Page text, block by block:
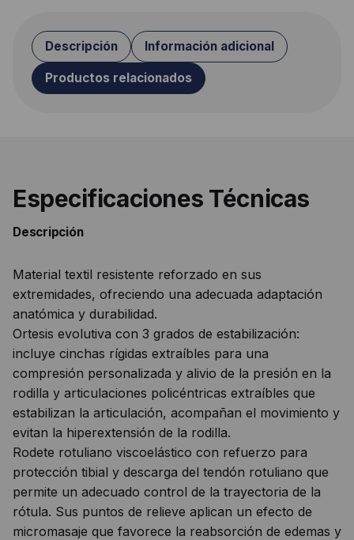
Descripción Información adicional
Productos relacionados
Especificaciones Técnicas
Descripción
Material textil resistente reforzado en sus
extremidades, ofreciendo una adecuada adaptación
anatómica y durabilidad.
Ortesis evolutiva con 3 grados de estabilización:
incluye cinchas rígidas extraíbles para una
compresión personalizada y alivio de la presión en la
rodilla y articulaciones policéntricas extraíbles que
estabilizan la articulación, acompañan el movimiento y
evitan la hiperextensión de la rodilla.
Rodete rotuliano viscoelástico con refuerzo para
protección tibial y descarga del tendón rotuliano que
permite un adecuado control de la trayectoria de la
rótula. Sus puntos de relieve aplican un efecto de
micromasaje que favorece la reabsorción de edemas y